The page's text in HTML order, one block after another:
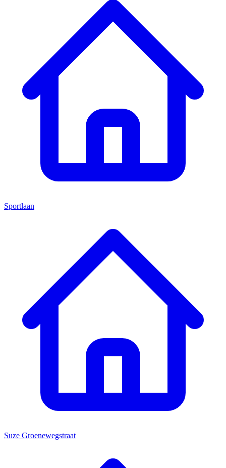
Sportlaan
Suze Groenewegstraat